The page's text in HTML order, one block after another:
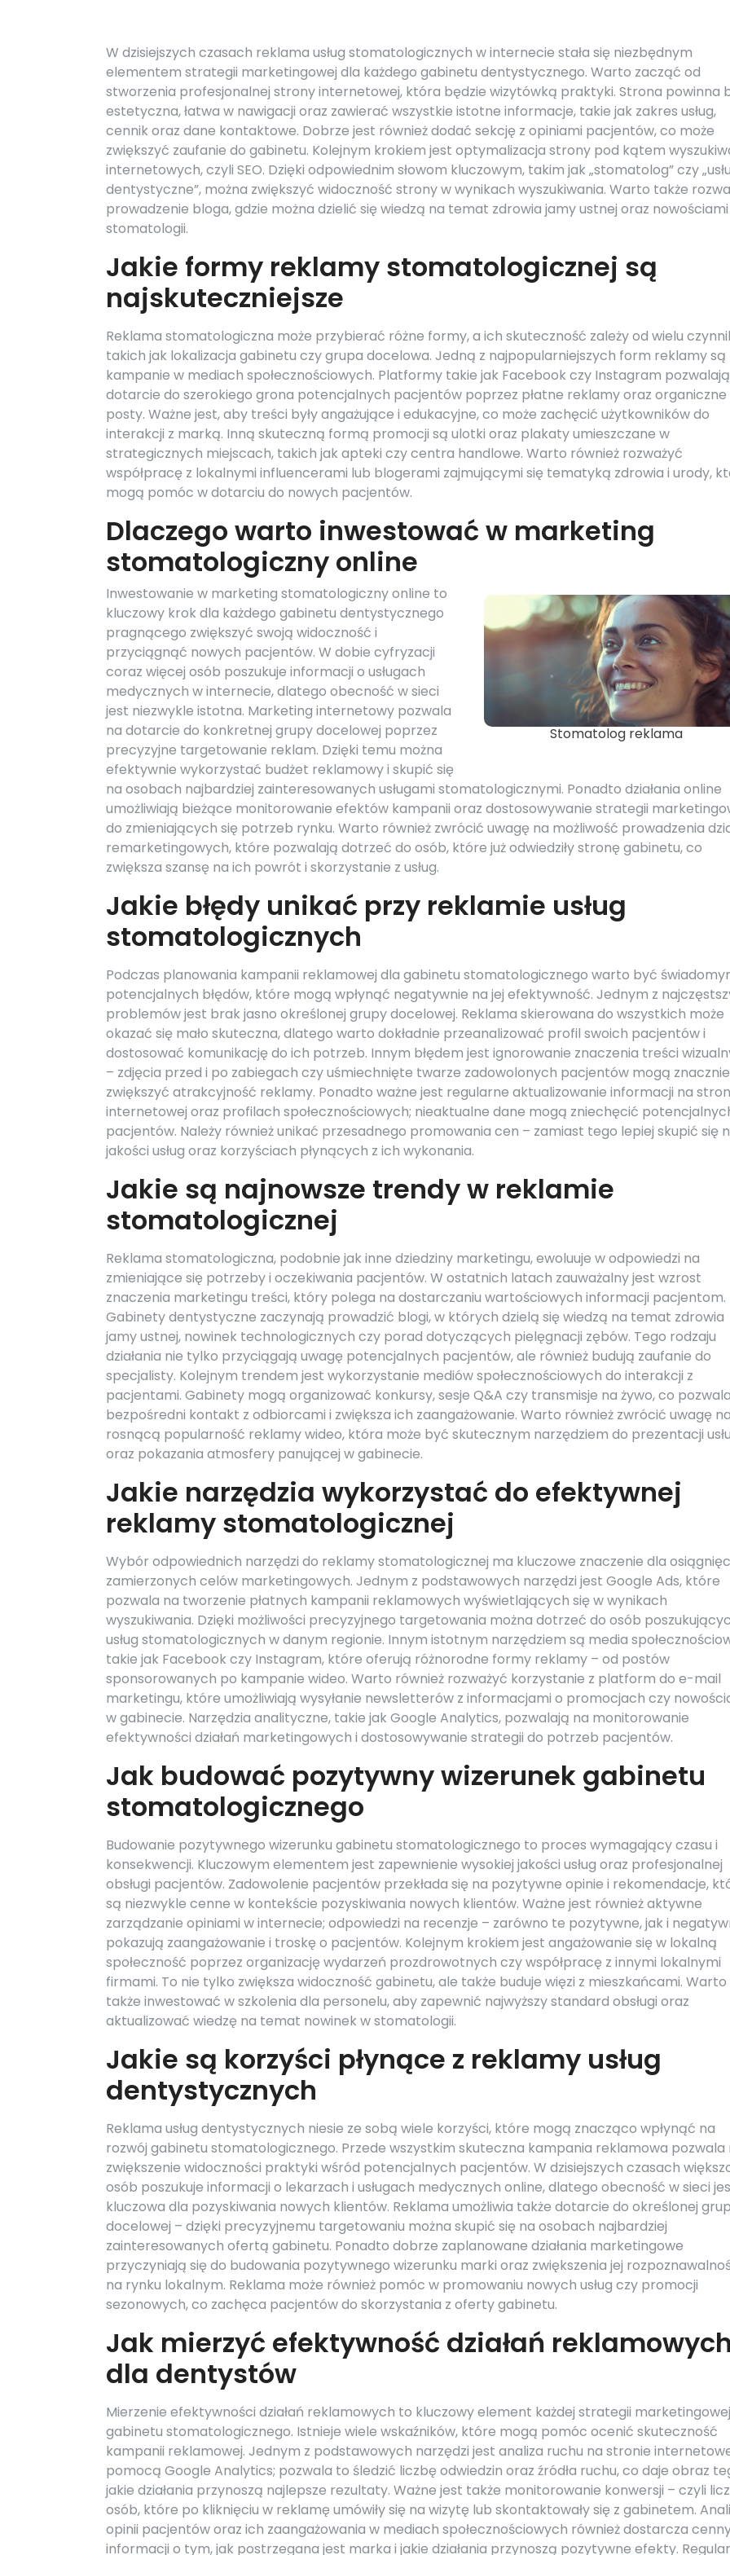
W dzisiejszych czasach reklama usług stomatologicznych w internecie stała się niezbędnym
elementem strategii marketingowej dla każdego gabinetu dentystycznego. Warto zacząć od
stworzenia profesjonalnej strony internetowej, która będzie wizytówką praktyki. Strona powinna
estetyczna, łatwa w nawigacji oraz zawierać wszystkie istotne informacje, takie jak zakres usług,
cennik oraz dane kontaktowe. Dobrze jest również dodać sekcję z opiniami pacjentów, co może
zwiększyć zaufanie do gabinetu. Kolejnym krokiem jest optymalizacja strony pod kątem
internetowych, czyli SEO. Dzięki odpowiednim słowom kluczowym, takim jak „stomatolog” czy
dentystyczne”, można zwiększyć widoczność strony w wynikach wyszukiwania. Warto także
prowadzenie bloga, gdzie można dzielić się wiedzą na temat zdrowia jamy ustnej oraz
stomatologii.
Jakie formy reklamy stomatologicznej są
najskuteczniejsze
Reklama stomatologiczna może przybierać różne formy, a ich skuteczność zależy od wielu
takich jak lokalizacja gabinetu czy grupa docelowa. Jedną z najpopularniejszych form reklamy są
kampanie w mediach społecznościowych. Platformy takie jak Facebook czy Instagram
dotarcie do szerokiego grona potencjalnych pacjentów poprzez płatne reklamy oraz organiczne
posty. Ważne jest, aby treści były angażujące i edukacyjne, co może zachęcić użytkowników do
interakcji z marką. Inną skuteczną formą promocji są ulotki oraz plakaty umieszczane w
strategicznych miejscach, takich jak apteki czy centra handlowe. Warto również rozważyć
współpracę z lokalnymi influencerami lub blogerami zajmującymi się tematyką zdrowia i urody,
mogą pomóc w dotarciu do nowych pacjentów.
Dlaczego warto inwestować w marketing
stomatologiczny online
Stomatolog reklama
Inwestowanie w marketing stomatologiczny online to
kluczowy krok dla każdego gabinetu dentystycznego
pragnącego zwiększyć swoją widoczność i
przyciągnąć nowych pacjentów. W dobie cyfryzacji
coraz więcej osób poszukuje informacji o usługach
medycznych w internecie, dlatego obecność w sieci
jest niezwykle istotna. Marketing internetowy pozwala
na dotarcie do konkretnej grupy docelowej poprzez
precyzyjne targetowanie reklam. Dzięki temu można
efektywnie wykorzystać budżet reklamowy i skupić się
na osobach najbardziej zainteresowanych usługami stomatologicznymi. Ponadto działania online
umożliwiają bieżące monitorowanie efektów kampanii oraz dostosowywanie strategii
do zmieniających się potrzeb rynku. Warto również zwrócić uwagę na możliwość prowadzenia
remarketingowych, które pozwalają dotrzeć do osób, które już odwiedziły stronę gabinetu, co
zwiększa szansę na ich powrót i skorzystanie z usług.
Jakie błędy unikać przy reklamie usług
stomatologicznych
Podczas planowania kampanii reklamowej dla gabinetu stomatologicznego warto być
potencjalnych błędów, które mogą wpłynąć negatywnie na jej efektywność. Jednym z
problemów jest brak jasno określonej grupy docelowej. Reklama skierowana do wszystkich może
okazać się mało skuteczna, dlatego warto dokładnie przeanalizować profil swoich pacjentów i
dostosować komunikację do ich potrzeb. Innym błędem jest ignorowanie znaczenia treści
– zdjęcia przed i po zabiegach czy uśmiechnięte twarze zadowolonych pacjentów mogą znacznie
zwiększyć atrakcyjność reklamy. Ponadto ważne jest regularne aktualizowanie informacji na
internetowej oraz profilach społecznościowych; nieaktualne dane mogą zniechęcić
pacjentów. Należy również unikać przesadnego promowania cen – zamiast tego lepiej skupić się
jakości usług oraz korzyściach płynących z ich wykonania.
Jakie są najnowsze trendy w reklamie
stomatologicznej
Reklama stomatologiczna, podobnie jak inne dziedziny marketingu, ewoluuje w odpowiedzi na
zmieniające się potrzeby i oczekiwania pacjentów. W ostatnich latach zauważalny jest wzrost
znaczenia marketingu treści, który polega na dostarczaniu wartościowych informacji pacjentom.
Gabinety dentystyczne zaczynają prowadzić blogi, w których dzielą się wiedzą na temat zdrowia
jamy ustnej, nowinek technologicznych czy porad dotyczących pielęgnacji zębów. Tego rodzaju
działania nie tylko przyciągają uwagę potencjalnych pacjentów, ale również budują zaufanie do
specjalisty. Kolejnym trendem jest wykorzystanie mediów społecznościowych do interakcji z
pacjentami. Gabinety mogą organizować konkursy, sesje Q&A czy transmisje na żywo, co
bezpośredni kontakt z odbiorcami i zwiększa ich zaangażowanie. Warto również zwrócić uwagę na
rosnącą popularność reklamy wideo, która może być skutecznym narzędziem do prezentacji
oraz pokazania atmosfery panującej w gabinecie.
Jakie narzędzia wykorzystać do efektywnej
reklamy stomatologicznej
Wybór odpowiednich narzędzi do reklamy stomatologicznej ma kluczowe znaczenie dla
zamierzonych celów marketingowych. Jednym z podstawowych narzędzi jest Google Ads, które
pozwala na tworzenie płatnych kampanii reklamowych wyświetlających się w wynikach
wyszukiwania. Dzięki możliwości precyzyjnego targetowania można dotrzeć do osób
usług stomatologicznych w danym regionie. Innym istotnym narzędziem są media
takie jak Facebook czy Instagram, które oferują różnorodne formy reklamy – od postów
sponsorowanych po kampanie wideo. Warto również rozważyć korzystanie z platform do e-mail
marketingu, które umożliwiają wysyłanie newsletterów z informacjami o promocjach czy
w gabinecie. Narzędzia analityczne, takie jak Google Analytics, pozwalają na monitorowanie
efektywności działań marketingowych i dostosowywanie strategii do potrzeb pacjentów.
Jak budować pozytywny wizerunek gabinetu
stomatologicznego
Budowanie pozytywnego wizerunku gabinetu stomatologicznego to proces wymagający czasu i
konsekwencji. Kluczowym elementem jest zapewnienie wysokiej jakości usług oraz profesjonalnej
obsługi pacjentów. Zadowolenie pacjentów przekłada się na pozytywne opinie i rekomendacje,
są niezwykle cenne w kontekście pozyskiwania nowych klientów. Ważne jest również aktywne
zarządzanie opiniami w internecie; odpowiedzi na recenzje – zarówno te pozytywne, jak i
pokazują zaangażowanie i troskę o pacjentów. Kolejnym krokiem jest angażowanie się w lokalną
społeczność poprzez organizację wydarzeń prozdrowotnych czy współpracę z innymi lokalnymi
firmami. To nie tylko zwiększa widoczność gabinetu, ale także buduje więzi z mieszkańcami. Warto
także inwestować w szkolenia dla personelu, aby zapewnić najwyższy standard obsługi oraz
aktualizować wiedzę na temat nowinek w stomatologii.
Jakie są korzyści płynące z reklamy usług
dentystycznych
Reklama usług dentystycznych niesie ze sobą wiele korzyści, które mogą znacząco wpłynąć na
rozwój gabinetu stomatologicznego. Przede wszystkim skuteczna kampania reklamowa pozwala
zwiększenie widoczności praktyki wśród potencjalnych pacjentów. W dzisiejszych czasach
osób poszukuje informacji o lekarzach i usługach medycznych online, dlatego obecność w sieci
kluczowa dla pozyskiwania nowych klientów. Reklama umożliwia także dotarcie do określonej
docelowej – dzięki precyzyjnemu targetowaniu można skupić się na osobach najbardziej
zainteresowanych ofertą gabinetu. Ponadto dobrze zaplanowane działania marketingowe
przyczyniają się do budowania pozytywnego wizerunku marki oraz zwiększenia jej
na rynku lokalnym. Reklama może również pomóc w promowaniu nowych usług czy promocji
sezonowych, co zachęca pacjentów do skorzystania z oferty gabinetu.
Jak mierzyć efektywność działań reklamowych
dla dentystów
Mierzenie efektywności działań reklamowych to kluczowy element każdej strategii
gabinetu stomatologicznego. Istnieje wiele wskaźników, które mogą pomóc ocenić skuteczność
kampanii reklamowej. Jednym z podstawowych narzędzi jest analiza ruchu na stronie
pomocą Google Analytics; pozwala to śledzić liczbę odwiedzin oraz źródła ruchu, co daje obraz
jakie działania przynoszą najlepsze rezultaty. Ważne jest także monitorowanie konwersji – czyli
osób, które po kliknięciu w reklamę umówiły się na wizytę lub skontaktowały się z gabinetem.
opinii pacjentów oraz ich zaangażowania w mediach społecznościowych również dostarcza
informacji o tym, jak postrzegana jest marka i jakie działania przynoszą pozytywne efekty.